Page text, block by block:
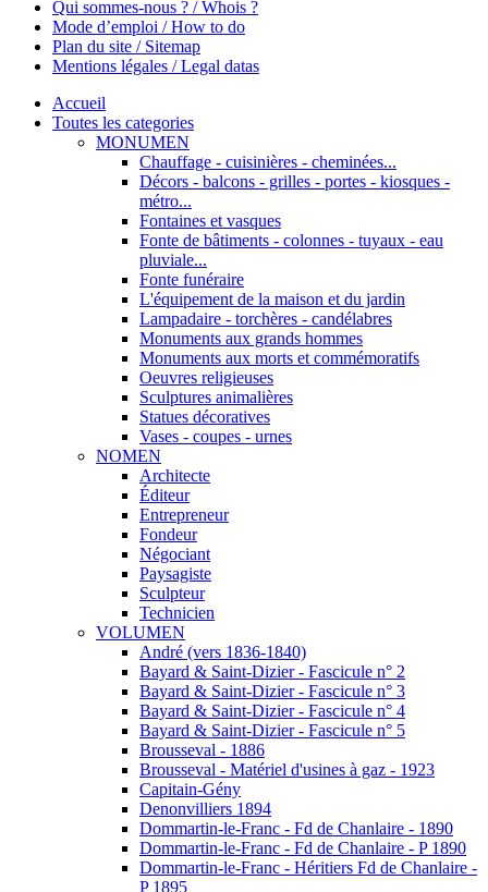
Qui sommes-nous ? / Whois ?
Mode d’emploi / How to do
Plan du site / Sitemap
Mentions légales / Legal datas
Accueil
Toutes les categories
MONUMEN
Chauffage - cuisinières - cheminées...
Décors - balcons - grilles - portes - kiosques -
métro...
Fontaines et vasques
Fonte de bâtiments - colonnes - tuyaux - eau
pluviale...
Fonte funéraire
L'équipement de la maison et du jardin
Lampadaire - torchères - candélabres
Monuments aux grands hommes
Monuments aux morts et commémoratifs
Oeuvres religieuses
Sculptures animalières
Statues décoratives
Vases - coupes - urnes
NOMEN
Architecte
Éditeur
Entrepreneur
Fondeur
Négociant
Paysagiste
Sculpteur
Technicien
VOLUMEN
André (vers 1836-1840)
Bayard & Saint-Dizier - Fascicule n° 2
Bayard & Saint-Dizier - Fascicule n° 3
Bayard & Saint-Dizier - Fascicule n° 4
Bayard & Saint-Dizier - Fascicule n° 5
Brousseval - 1886
Brousseval - Matériel d'usines à gaz - 1923
Capitain-Gény
Denonvilliers 1894
Dommartin-le-Franc - Fd de Chanlaire - 1890
Dommartin-le-Franc - Fd de Chanlaire - P 1890
Dommartin-le-Franc - Héritiers Fd de Chanlaire -
P 1895